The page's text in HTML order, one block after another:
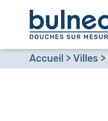
Accueil Villes